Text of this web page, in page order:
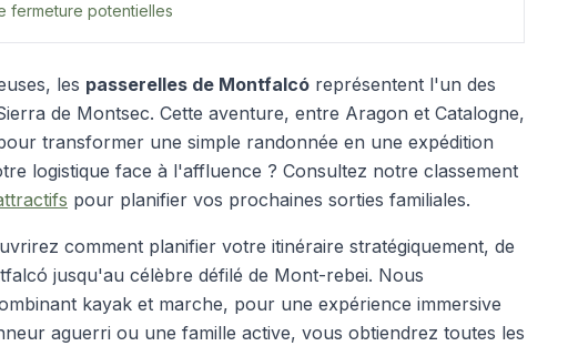
fermeture potentielles
les passerelles de Montfalcó représentent l'un des
de Montsec. Cette aventure, entre Aragon et Catalogne,
transformer une simple randonnée en une expédition
logistique face à l'affluence ? Consultez notre classement
pour planifier vos prochaines sorties familiales.
comment planifier votre itinéraire stratégiquement, de
jusqu'au célèbre défilé de Mont-rebei. Nous
kayak et marche, pour une expérience immersive
aguerri ou une famille active, vous obtiendrez toutes les